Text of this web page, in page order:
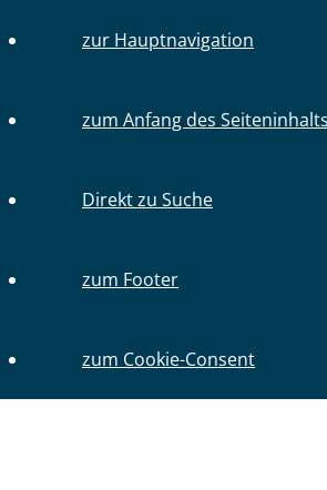
zur Hauptnavigation
zum Anfang des Seiteninhalts
Direkt zu Suche
zum Footer
zum Cookie-Consent